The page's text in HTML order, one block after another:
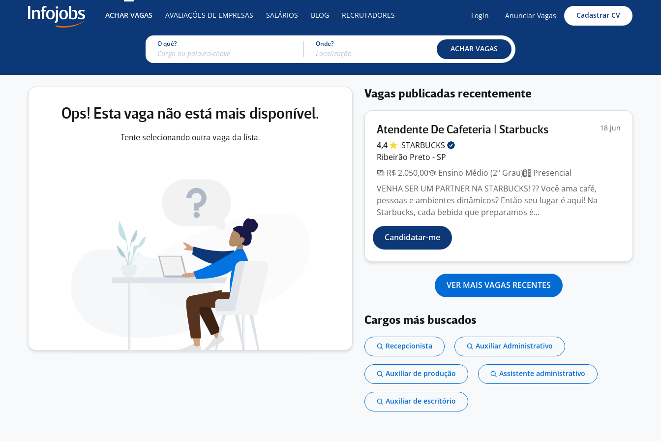
ACHAR VAGAS AVALIAÇÕES DE EMPRESAS SALÁRIOS BLOG RECRUTADORES Login Anunciar Vagas Cadastrar CV
O quê? Onde?
ACHAR VAGAS
Ops! Esta vaga não está mais disponível.
Tente selecionando outra vaga da lista.
Vagas publicadas recentemente
Atendente De Cafeteria | Starbucks 18 jun
4,4
STARBUCKS
Ribeirão Preto - SP
R$ 2.050,00
Ensino Médio (2º Grau)
Presencial
VENHA SER UM PARTNER NA STARBUCKS! ?? Você ama café,
pessoas e ambientes dinâmicos? Então seu lugar é aqui! Na
Starbucks, cada bebida que preparamos é...
Candidatar-me
VER MAIS VAGAS RECENTES
Cargos más buscados
Recepcionista Auxiliar Administrativo
Auxiliar de produção Assistente administrativo
Auxiliar de escritório